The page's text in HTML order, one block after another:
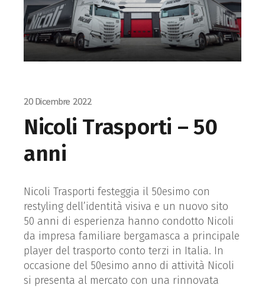
20 Dicembre 2022
Nicoli Trasporti – 50
anni
Nicoli Trasporti festeggia il 50esimo con
restyling dell’identità visiva e un nuovo sito
50 anni di esperienza hanno condotto Nicoli
da impresa familiare bergamasca a principale
player del trasporto conto terzi in Italia. In
occasione del 50esimo anno di attività Nicoli
si presenta al mercato con una rinnovata